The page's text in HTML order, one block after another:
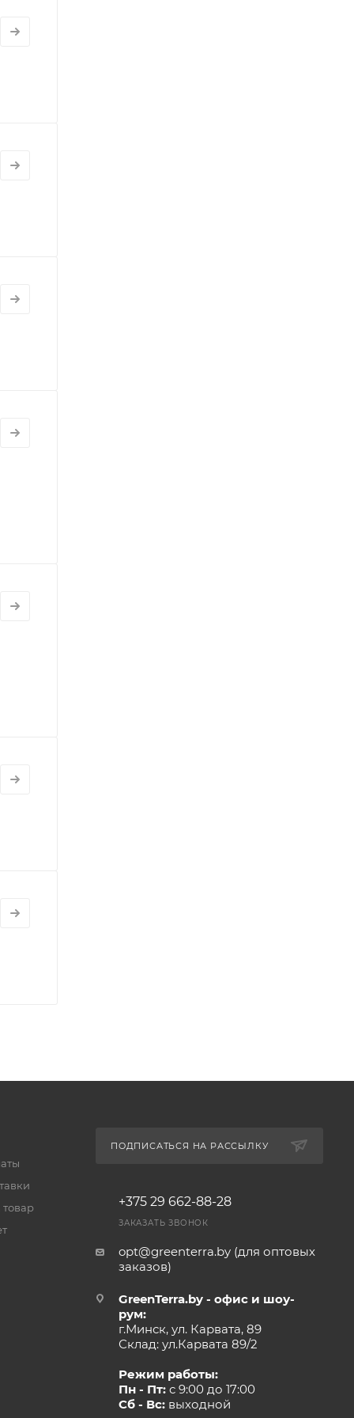
товар
ПОДПИСАТЬСЯ НА РАССЫЛКУ
+375 29 662-88-28
ЗАКАЗАТЬ ЗВОНОК
opt@greenterra.by (для оптовых
заказов)
GreenTerra.by - офис и шоу-
рум:
г.Минск, ул. Карвата, 89
Склад: ул.Карвата 89/2
Режим работы:
Пн - Пт:с 9:00 до 17:00
Сб - Вс:выходной